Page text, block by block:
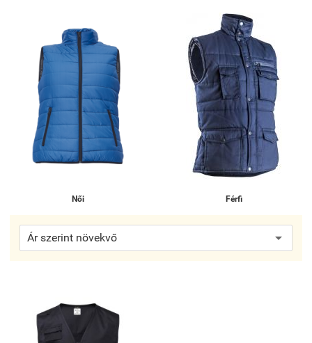
Női Férfi